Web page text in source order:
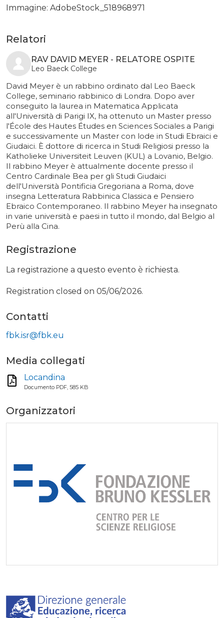
Immagine: AdobeStock_518968971
Relatori
RAV DAVID MEYER - RELATORE OSPITE
Leo Baeck College
David Meyer è un rabbino ordinato dal Leo Baeck
College, seminario rabbinico di Londra. Dopo aver
conseguito la laurea in Matematica Applicata
all'Università di Parigi IX, ha ottenuto un Master presso
l'École des Hautes Études en Sciences Sociales a Parigi
e successivamente un Master con lode in Studi Ebraici e
Giudaici. È dottore di ricerca in Studi Religiosi presso la
Katholieke Universiteit Leuven (KUL) a Lovanio, Belgio.
Il rabbino Meyer è attualmente docente presso il
Centro Cardinale Bea per gli Studi Giudaici
dell'Università Pontificia Gregoriana a Roma, dove
insegna Letteratura Rabbinica Classica e Pensiero
Ebraico Contemporaneo. Il rabbino Meyer ha insegnato
in varie università e paesi in tutto il mondo, dal Belgio al
Perù alla Cina.
Registrazione
La registrazione a questo evento è richiesta.
Registration closed on 05/06/2026.
Contatti
fbk.isr@fbk.eu
Media collegati
Locandina
Documento PDF, 585 KB
Organizzatori